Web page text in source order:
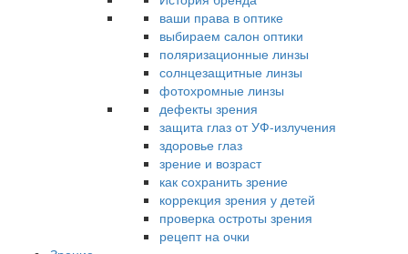
ваши права в оптике
выбираем салон оптики
поляризационные линзы
солнцезащитные линзы
фотохромные линзы
дефекты зрения
защита глаз от УФ-излучения
здоровье глаз
зрение и возраст
как сохранить зрение
коррекция зрения у детей
проверка остроты зрения
рецепт на очки